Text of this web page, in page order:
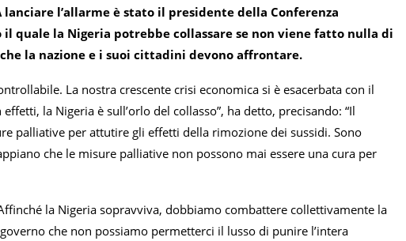
l’allarme è stato il presidente della Conferenza
quale la Nigeria potrebbe collassare se non viene fatto nulla di
la nazione e i suoi cittadini devono affrontare.
La nostra crescente crisi economica si è esacerbata con il
la Nigeria è sull’orlo del collasso”, ha detto, precisando: “Il
palliative per attutire gli effetti della rimozione dei sussidi. Sono
che le misure palliative non possono mai essere una cura per
la Nigeria sopravviva, dobbiamo combattere collettivamente la
che non possiamo permetterci il lusso di punire l’intera